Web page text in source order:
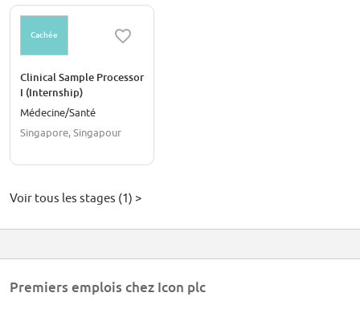
Cachée
Clinical Sample Processor
I (Internship)
Médecine/Santé
Singapore, Singapour
Voir tous les stages (1) >
Premiers emplois chez Icon plc